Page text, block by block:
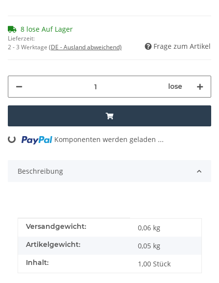
8 lose Auf Lager
Lieferzeit:
2 - 3 Werktage (DE - Ausland abweichend) Frage zum Artikel
lose
Loading... Komponenten werden geladen ...
Beschreibung
Produkteigenschaft
Wert
Versandgewicht: 0,06 kg
Artikelgewicht: 0,05 kg
Inhalt: 1,00 Stück